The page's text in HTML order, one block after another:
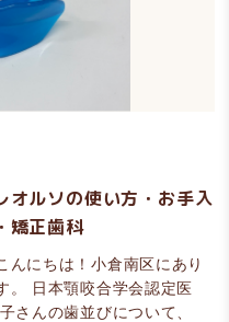
オルソの使い方・お手入
矯正歯科
んにちは！小倉南区にあり
。 日本顎咬合学会認定医
さんの歯並びについて、